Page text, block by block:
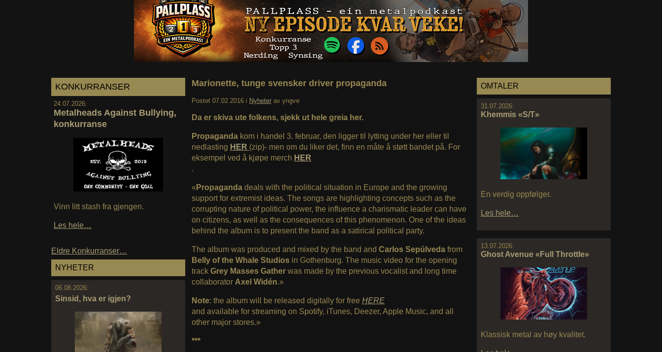
KONKURRANSER
24.07.2026:
Metalheads Against Bullying,
konkurranse
Vinn litt stash fra gjengen.
Les hele…
Eldre Konkurranser…
NYHETER
06.08.2026:
Sinsid, hva er igjen?
OMTALER
31.07.2026:
Khemmis «S/T»
En verdig oppfølger.
Les hele…
13.07.2026:
Ghost Avenue «Full Throttle»
Klassisk metal av høy kvalitet.
Marionette, tunge svensker driver propaganda
Postet 07.02.2016 i Nyheter av yngve
Da er skiva ute folkens, sjekk ut hele greia her.
Propagandakom i handel 3. februar, den ligger til lytting under her eller til
nedlasting HER (zip)- men om du liker det, finn en måte å støtt bandet på. For
eksempel ved å kjøpe merch HER
.
« Propaganda deals with the political situation in Europe and the growing
support for extremist ideas. The songs are highlighting concepts such as the
corrupting nature of political power, the influence a charismatic leader can have
on citizens, as well as the consequences of this phenomenon. One of the ideas
behind the album is to present the band as a satirical political party.
The album was produced and mixed by the band and Carlos Sepúlvedafrom
Belly of the Whale Studiosin Gothenburg. The music video for the opening
track Grey Masses Gather was made by the previous vocalist and long time
collaborator Axel Widén.»
Note: the album will be released digitally for free HERE
and available for streaming on Spotify, iTunes, Deezer, Apple Music, and all
other major stores.»
***